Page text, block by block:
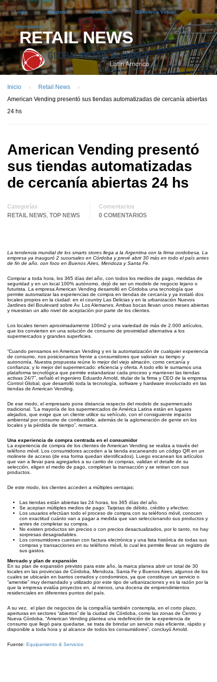
Login Register Newsletter Biblioteca Virtual
International
RETAIL NEWS
Inicio
Retail News
American Vending presentó sus tiendas automatizadas de cercanía abiertas
24 hs
American Vending presentó
sus tiendas automatizadas
de cercanía abiertas 24 hs
Categorías
RETAIL NEWS TOP NEWS
Comentarios
0 COMENTARIOS
La tendencia mundial de los smarts stores llega a la Argentina con la firma cordobesa. La
empresa ya inauguró 2 sucursales en Córdoba y prevé abrir 30 más en todo el país antes
de fin de año, con foco en Buenos Aires, Mendoza y Santa Fe.
Comprar a toda hora, los 365 días del año, con todos los medios de pago, medidas de
seguridad y en un local 100% autónomo, dejó de ser un modelo de negocio lejano o
futurista. La empresa American Vending desarrolló en Córdoba una tecnología que
permite automatizar las experiencias de compra en tiendas de cercanía y ya instaló dos
locales propios en la ciudad: en el country Las Delicias y en la urbanización Nuevos
Jardines del Boulevard sobre Av. Los Alemanes. Ambas bocas llevan unos meses abiertas
y muestran un alto nivel de aceptación por parte de los clientes.
Los locales tienen aproximadamente 100m2 y una variedad de más de 2.000 artículos,
que los convierten en una solución de consumo de proximidad alternativa a los
supermercados y grandes superficies.
“Cuando pensamos en American Vending y en la automatización de cualquier experiencia
de consumo, nos posicionamos frente a consumidores que valoran su tiempo y
autonomía. Nuestra propuesta reúne lo mejor del viejo almacén, como cercanía y
confianza; y lo mejor del supermercado: eficiencia y oferta. A todo ello le sumamos una
plataforma tecnológica que permite estandarizar cada proceso y mantener las tiendas
activas 24/7”, señaló el ingeniero Eduardo Arnold, titular de la firma y CEO de la empresa
Control Global, que desarrolló toda la tecnología, software y hardware involucrado en las
tiendas de American Vending.
De ese modo, el empresario pone distancia respecto del modelo de supermercado
tradicional. “La mayoría de los supermercados de América Latina están en lugares
alejados, que exige que un cliente utilice su vehículo, con el consiguiente impacto
ambiental por consumo de combustible, además de la aglomeración de gente en los
locales y la pérdida de tiempo”, remarca.
Una experiencia de compra centrada en el consumidor
La experiencia de compra de los clientes de American Vending se realiza a través del
teléfono móvil. Los consumidores acceden a la tienda escaneando un código QR en un
molinete de acceso (de esa forma quedan identificados). Luego escanean los artículos
que van a llevar para agregarlos a su carrito de compras, validan el detalle de su
selección, eligen el medio de pago, completan la transacción y se retiran con sus
productos.
De este modo, los clientes acceden a múltiples ventajas:
Las tiendas están abiertas las 24 horas, los 365 días del año.
Se aceptan múltiples medios de pago: Tarjetas de débito, crédito y efectivo.
Los usuarios efectúan todo el proceso de compra con su teléfono móvil, conocen
con exactitud cuánto van a pagar a medida que van seleccionando sus productos y
antes de completar su compra.
No existen productos sin precios o con precios desactualizados, por lo tanto, no hay
sorpresas desagradables.
Los consumidores cuentan con factura electrónica y una lista histórica de todas sus
compras y transacciones en su teléfono móvil, lo cual les permite llevar un registro de
sus gastos.
Mercado y plan de expansión
En su plan de expansión previsto para este año, la marca planea abrir un total de 30
locales en las provincias de Córdoba, Mendoza, Santa Fe y Buenos Aires, algunos de los
cuales se ubicarán en barrios cerrados y condominios, ya que constituye un servicio o
“amenitie” muy demandado y utilizado por este tipo de urbanizaciones y es la razón por la
que la empresa evalúa proyectos en, al menos, una docena de emprendimientos
residenciales en diferentes puntos del país.
A su vez, el plan de negocios de la compañía también contempla, en el corto plazo,
aperturas en sectores “abiertos” de la ciudad de Córdoba, como las zonas de Centro y
Nueva Córdoba. “American Vending plantea una redefinición de la experiencia de
consumo que llegó para quedarse, se trata de brindar un servicio más eficiente, rápido y
disponible a toda hora y al alcance de todos los consumidores”, concluyó Arnold.
Fuente: Equipamiento & Servicios